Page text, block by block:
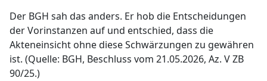
Der BGH sah das anders. Er hob die Entscheidungen
der Vorinstanzen auf und entschied, dass die
Akteneinsicht ohne diese Schwärzungen zu gewähren
ist. (Quelle: BGH, Beschluss vom 21.05.2026, Az. V ZB
90/25.)